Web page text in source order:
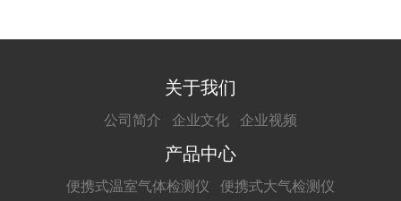
关于我们
公司简介 企业文化 企业视频
产品中心
便携式温室气体检测仪
便携式大气检测仪